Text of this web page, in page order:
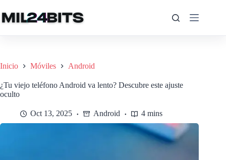
al
contenido
Inicio Móviles Android
¿Tu viejo teléfono Android va lento? Descubre este ajuste
oculto
Oct 13, 2025 Android 4 mins